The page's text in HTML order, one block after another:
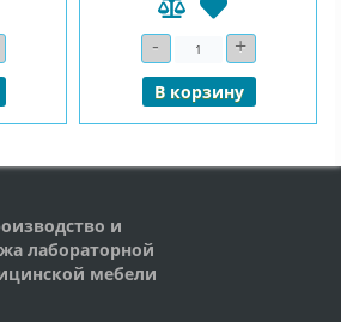
- Количество+
В корзину
и
лабораторной
мебели